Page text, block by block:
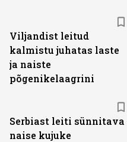
Viljandist leitud
kalmistu juhatas laste
ja naiste
põgenikelaagrini
Serbiast leiti sünnitava
naise kujuke